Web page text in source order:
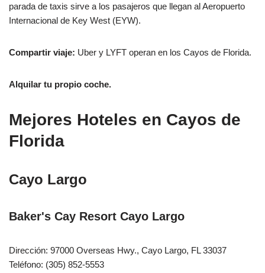
parada de taxis sirve a los pasajeros que llegan al Aeropuerto
Internacional de Key West (EYW).
Compartir viaje: Uber y LYFT operan en los Cayos de Florida.
Alquilar tu propio coche.
Mejores Hoteles en Cayos de
Florida
Cayo Largo
Baker's Cay Resort Cayo Largo
Dirección: 97000 Overseas Hwy., Cayo Largo, FL 33037
Teléfono: (305) 852-5553